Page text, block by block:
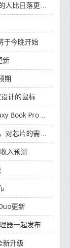
日落更浪漫
于今晚开始
新
期
计的鼠标
Pro 360笔记本电脑
的需求将增强
入预测
更新
器一起发布
新升级